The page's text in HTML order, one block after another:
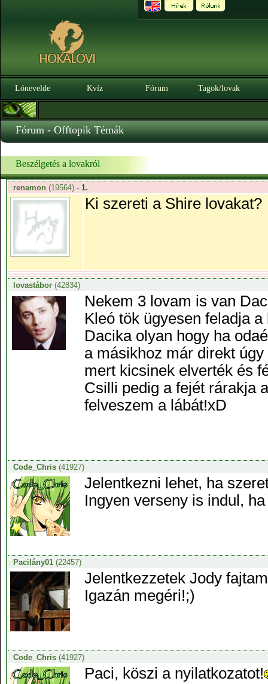
Lónevelde Kvíz Fórum Tagok/lovak
Fórum - Offtopik Témák
Beszélgetés a lovakról
renamon(19564) - 1.
Ki szereti a Shire lovakat?
lovastábor(42834)
Nekem 3 lovam is van
Kleó tök ügyesen feladja
Dacika olyan hogy ha
a másikhoz már direkt
mert kicsinek elverték és
Csilli pedig a fejét rárakja
felveszem a lábát!xD
Code_Chris(41927)
Jelentkezni lehet, ha
Ingyen verseny is indul,
Pacilány01(22457)
Jelentkezzetek Jody
Igazán megéri!;)
Code_Chris(41927)
Paci, köszi a nyilatkozatot!